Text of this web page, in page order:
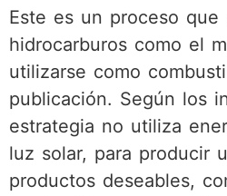
Este es un proceso que
hidrocarburos como el
utilizarse como
publicación. Según los
estrategia no utiliza
luz solar, para producir
productos deseables,